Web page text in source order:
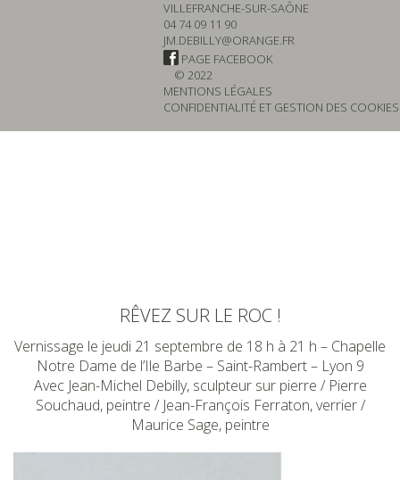
VILLEFRANCHE-SUR-SAÔNE
04 74 09 11 90
JM.DEBILLY@ORANGE.FR
PAGE FACEBOOK
© 2022
MENTIONS LÉGALES
CONFIDENTIALITÉ ET GESTION DES COOKIES
RÊVEZ SUR LE ROC !
Vernissage le jeudi 21 septembre de 18 h à 21 h – Chapelle
Notre Dame de l’Ile Barbe – Saint-Rambert – Lyon 9
Avec Jean-Michel Debilly, sculpteur sur pierre / Pierre
Souchaud, peintre / Jean-François Ferraton, verrier /
Maurice Sage, peintre